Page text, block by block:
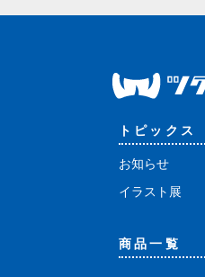
トピックス
お知らせ
イラスト展
商品一覧